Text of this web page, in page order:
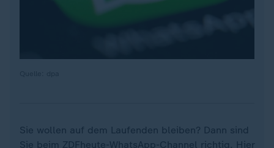
Sie wollen auf dem Laufenden bleiben? Dann sind
Sie beim ZDFheute-WhatsApp-Channel richtig. Hier